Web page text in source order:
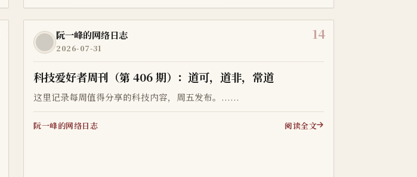
14
阮一峰的网络日志
2026-07-31
科技爱好者周刊（第 406 期）：道可，道非，常道
这里记录每周值得分享的科技内容，周五发布。......
阮一峰的网络日志 阅读全文